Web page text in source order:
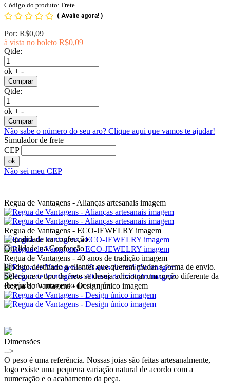
Código do produto: Frete
( Avalie agora! )
Por: R$0,09
à vista no boleto R$0,09
Qtde:
ok + -
Comprar
Qtde:
ok + -
Comprar
Não sabe o número do seu aro? Clique aqui que vamos te ajudar!
Simulador de frete
CEP
ok
Não sei meu CEP
Regua de Vantagens - Alianças artesanais imagem
Regua de Vantagens - ECO-JEWELRY imagem
Regua de Vantagens - 40 anos de tradição imagem
Regua de Vantagens - Design único imagem
Qualidade na Confecção
Produto destinado a clientes que querem mudar a forma de envio.
Selecione o tipo de frete se deseja adicionar um opção diferente da
desejada no momento da compra.
Dimensões
-->
O peso é uma referência. Nossas joias são feitas artesanalmente,
logo existe uma pequena variação natural de acordo com a
numeração e o acabamento da peça.